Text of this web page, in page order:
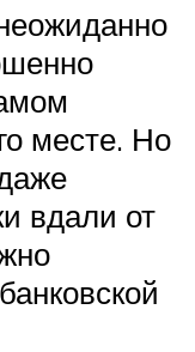
месте. Но
вдали от